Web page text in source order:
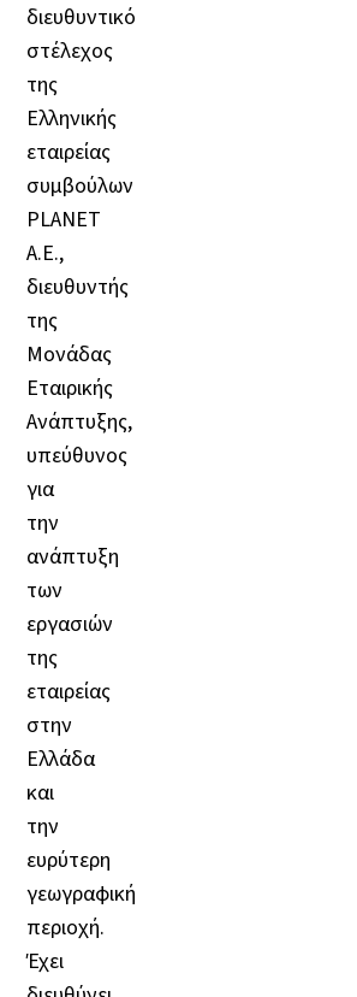
διευθυντικό
στέλεχος
της
Ελληνικής
εταιρείας
συμβούλων
PLANET
Α.Ε.,
διευθυντής
της
Μονάδας
Εταιρικής
Ανάπτυξης,
υπεύθυνος
για
την
ανάπτυξη
των
εργασιών
της
εταιρείας
στην
Ελλάδα
και
την
ευρύτερη
γεωγραφική
περιοχή.
Έχει